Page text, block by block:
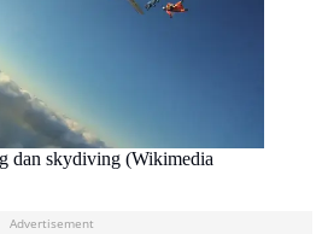
dan skydiving (Wikimedia
Advertisement